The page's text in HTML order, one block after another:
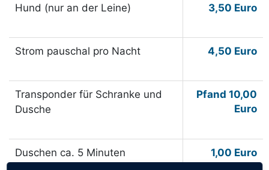
Hund (nur an der Leine) 3,50 Euro
Strom pauschal pro Nacht 4,50 Euro
Transponder für Schranke und
Dusche
Pfand 10,00
Euro
Duschen ca. 5 Minuten 1,00 Euro